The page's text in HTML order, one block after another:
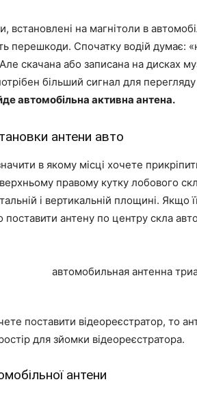
встановлені на магнітоли в
перешкоди. Спочатку водій думає:
скачана або записана на дисках
більший сигнал для
автомобільна активна антена.
антени авто
в якому місці хочете
правому кутку лобового
і вертикальній площині. Якщо
поставити антену по центру скла
поставити відеореєстратор, то
для зйомки відеореєстратора.
антени